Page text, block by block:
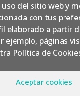
uso del sitio web y
con tus
elaborado a partir
ejemplo, páginas
Política de
Aceptar cookies
Aéreo